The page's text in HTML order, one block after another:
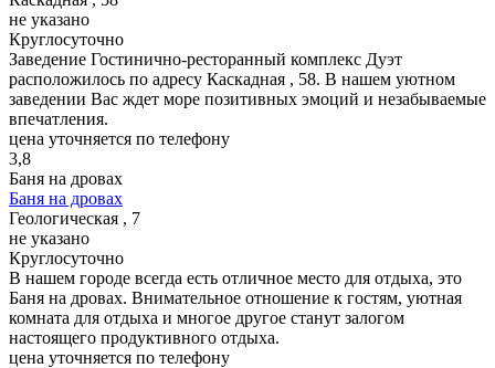
не указано
Круглосуточно
Заведение Гостинично-ресторанный комплекс Дуэт
расположилось по адресу Каскадная , 58. В нашем уютном
заведении Вас ждет море позитивных эмоций и незабываемые
впечатления.
цена уточняется по телефону
3,8
Баня на дровах
Баня на дровах
Геологическая , 7
не указано
Круглосуточно
В нашем городе всегда есть отличное место для отдыха, это
Баня на дровах. Внимательное отношение к гостям, уютная
комната для отдыха и многое другое станут залогом
настоящего продуктивного отдыха.
цена уточняется по телефону